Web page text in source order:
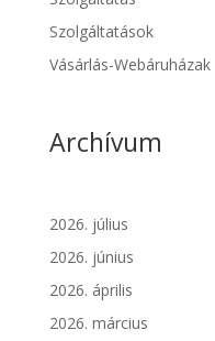
Szolgáltatások
Vásárlás-Webáruházak
Archívum
2026. július
2026. június
2026. április
2026. március